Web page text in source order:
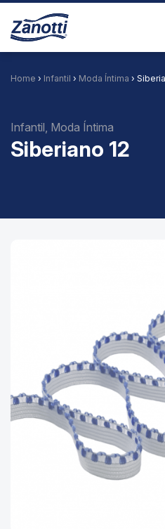
Home › Infantil › Moda Íntima ›
Infantil, Moda Íntima
Siberiano 12